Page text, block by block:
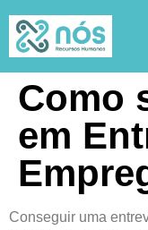
Como
em
Conseguir uma